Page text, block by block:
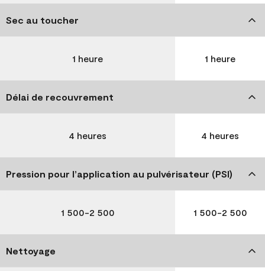
Sec au toucher
1 heure 1 heure
Délai de recouvrement
4 heures 4 heures
Pression pour l’application au pulvérisateur (PSI)
1 500-2 500 1 500-2 500
Nettoyage